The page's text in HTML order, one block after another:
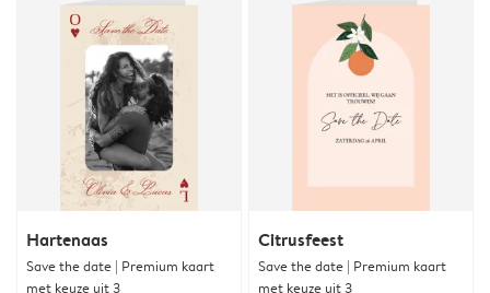
Hartenaas
Save the date | Premium kaart
met keuze uit 3
Citrusfeest
Save the date | Premium kaart
met keuze uit 3